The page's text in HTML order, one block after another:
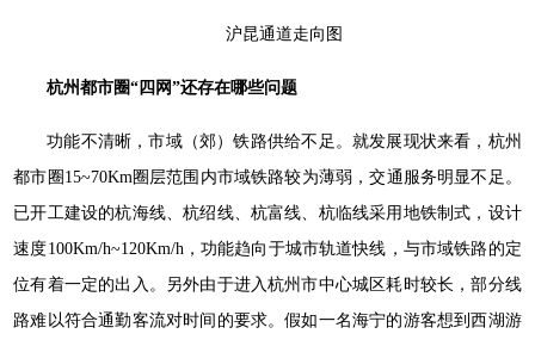
沪昆通道走向图
杭州都市圈“四网”还存在哪些问题
功能不清晰，市域（郊）铁路供给不足。就发展现状来看，杭州
都市圈15~70Km圈层范围内市域铁路较为薄弱，交通服务明显不足。
已开工建设的杭海线、杭绍线、杭富线、杭临线采用地铁制式，设计
速度100Km/h~120Km/h，功能趋向于城市轨道快线，与市域铁路的定
位有着一定的出入。另外由于进入杭州市中心城区耗时较长，部分线
路难以符合通勤客流对时间的要求。假如一名海宁的游客想到西湖游